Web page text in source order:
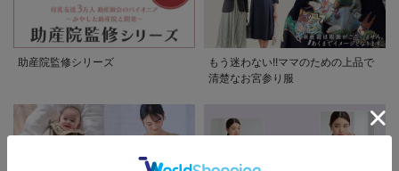
助産院監修シリーズ
もう迷わない!!ママのための上品で
清楚なお宮参り服